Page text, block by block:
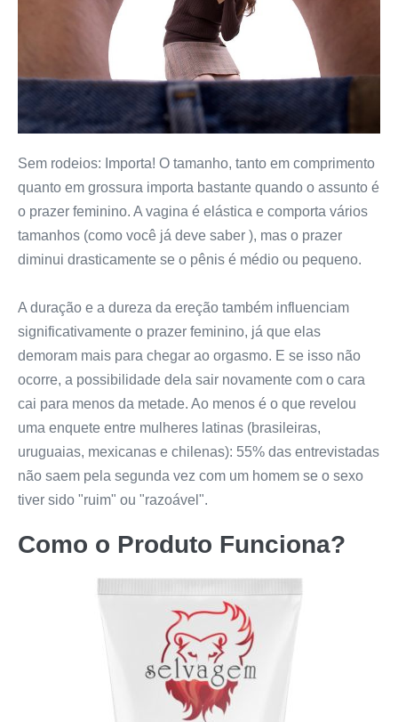
Sem rodeios: Importa! O tamanho, tanto em comprimento
quanto em grossura importa bastante quando o assunto é
o prazer feminino. A vagina é elástica e comporta vários
tamanhos (como você já deve saber ), mas o prazer
diminui drasticamente se o pênis é médio ou pequeno.
A duração e a dureza da ereção também influenciam
significativamente o prazer feminino, já que elas
demoram mais para chegar ao orgasmo. E se isso não
ocorre, a possibilidade dela sair novamente com o cara
cai para menos da metade. Ao menos é o que revelou
uma enquete entre mulheres latinas (brasileiras,
uruguaias, mexicanas e chilenas): 55% das entrevistadas
não saem pela segunda vez com um homem se o sexo
tiver sido "ruim" ou "razoável".
Como o Produto Funciona?